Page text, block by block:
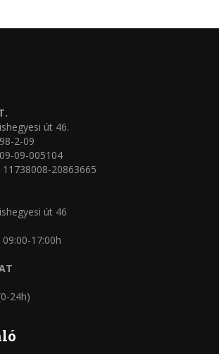
út 46.
2-09
09-005104
20863665
út 46
17:00h
24h)